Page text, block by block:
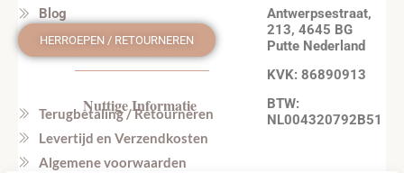
Blog
HERROEPEN / RETOURNEREN
Nuttige Informatie
Terugbetaling / Retourneren
Levertijd en Verzendkosten
Algemene voorwaarden
Antwerpsestraat,
213, 4645 BG
Putte Nederland
KVK: 86890913
BTW:
NL004320792B51